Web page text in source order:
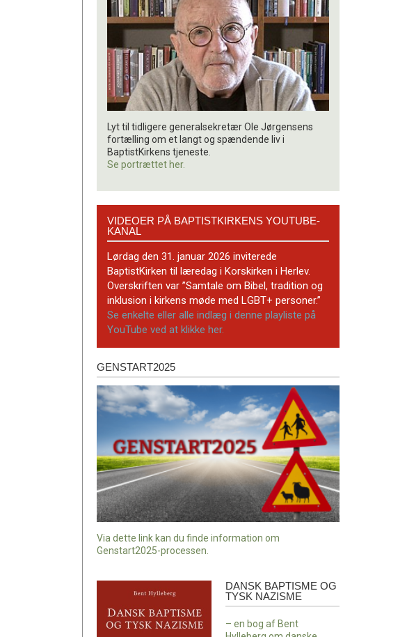
Lyt til tidligere generalsekretær Ole Jørgensens
fortælling om et langt og spændende liv i
BaptistKirkens tjeneste.
Se portrættet her.
BaptistKirkens
YouTube-
kanal
VIDEOER PÅ BAPTISTKIRKENS YOUTUBE-
KANAL
Lørdag den 31. januar 2026 inviterede
BaptistKirken til læredag i Korskirken i Herlev.
Overskriften var ”Samtale om Bibel, tradition og
inklusion i kirkens møde med LGBT+ personer.”
Se enkelte eller alle indlæg i denne playliste på
YouTube ved at klikke her.
Genstart2025
GENSTART2025
Via dette link kan du finde information om
Genstart2025-processen.
tysk
DANSK BAPTISME OG
TYSK NAZISME
– en bog af Bent